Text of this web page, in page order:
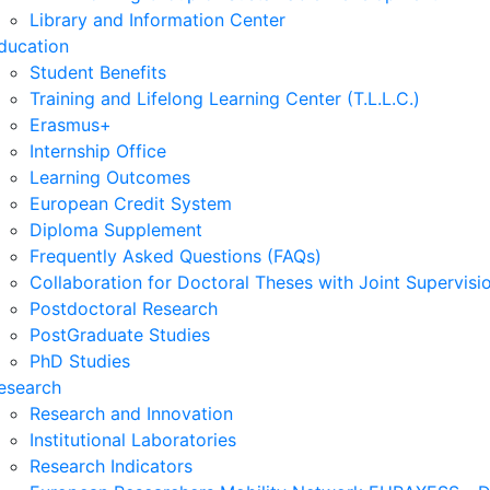
Library and Information Center
Student Benefits
Training and Lifelong Learning Center (T.L.L.C.)
Erasmus+
Internship Office
Learning Outcomes
European Credit System
Diploma Supplement
Frequently Asked Questions (FAQs)
Collaboration for Doctoral Theses with Joint
Postdoctoral Research
PostGraduate Studies
PhD Studies
Research and Innovation
Institutional Laboratories
Research Indicators